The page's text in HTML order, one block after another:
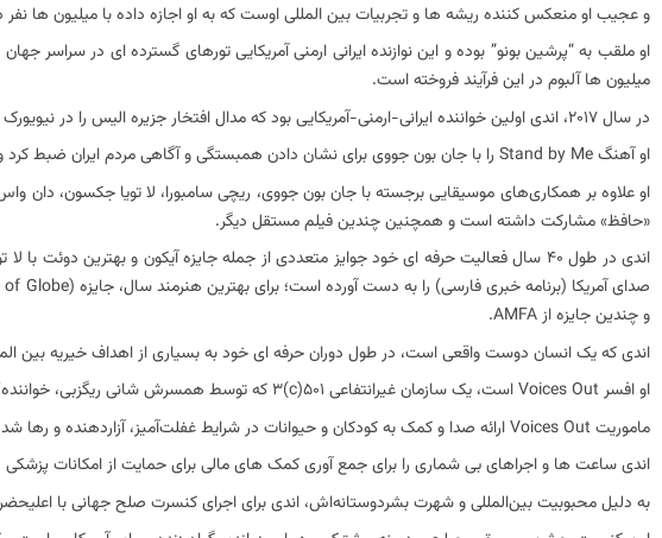
و عجیب او منعکس کننده ریشه ها و تجربیات بین المللی اوست که به او اجازه داده با میلیون ها نفر
او ملقب به “پرشین بونو” بوده و این نوازنده ایرانی ارمنی آمریکایی تورهای گسترده ای در سراسر
میلیون ها آلبوم در این فرآیند فروخته است.
در سال 2017، اندی اولین خواننده ایرانی-ارمنی-آمریکایی بود که مدال افتخار جزیره الیس را در نیویورک دریافت کرد.
او آهنگ Stand by Me را با جان بون جووی برای نشان دادن همبستگی و آگاهی مردم ایران ضبط کرد و میلیون ها بازدید را در یوتیوب به دست آورد.
او علاوه بر همکاری‌های موسیقایی برجسته با جان بون جووی، ریچی سامبورا، لا تویا جکسون، دان
«حافظ» مشارکت داشته است و همچنین چندین فیلم مستقل دیگر.
و چندین جایزه از AMFA.
اندی که یک انسان دوست واقعی است، در طول دوران حرفه ای خود به بسیاری از اهداف خیریه بین
او افسر Voices Out است، یک سازمان غیرانتفاعی 501(c)3 که توسط همسرش شانی ریگزبی، خواننده/ترانه سرا و تهیه کننده فیلم، تاسیس شده است.
ماموریت Voices Out ارائه صدا و کمک به کودکان و حیوانات در شرایط غفلت‌آمیز، آزاردهنده و رها شده در ایالات متحده و خارج از کشور است.
اندی ساعت ها و اجراهای بی شماری را برای جمع آوری کمک های مالی برای حمایت از امکانات
به دلیل محبوبیت بین‌المللی و شهرت بشردوستانه‌اش، اندی برای اجرای کنسرت صلح جهانی با اعلیحضرت دالایی